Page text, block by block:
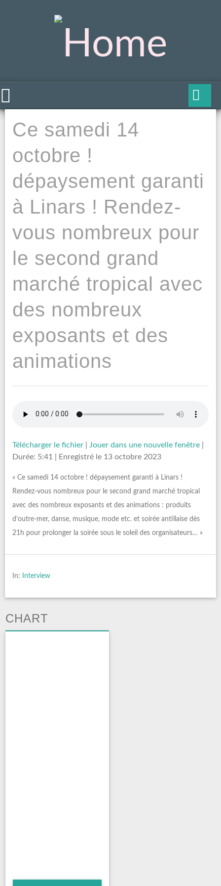
Ce samedi 14
octobre !
dépaysement garanti
à Linars ! Rendez-
vous nombreux pour
le second grand
marché tropical avec
des nombreux
exposants et des
animations
Télécharger le fichier Jouer dans une nouvelle fenêtre
Durée: 5:41
Enregistré le 13 octobre 2023
« Ce samedi 14 octobre ! dépaysement garanti à Linars !
Rendez-vous nombreux pour le second grand marché tropical
avec des nombreux exposants et des animations : produits
d’outre-mer, danse, musique, mode etc. et soirée antillaise dès
21h pour prolonger la soirée sous le soleil des organisateurs… »
In: Interview
CHART